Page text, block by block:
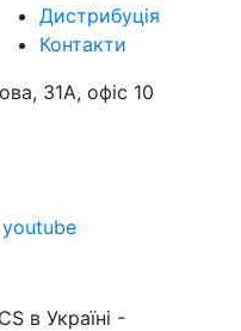
Дистрибуція
Контакти
31А, офіс 10
в Україні -